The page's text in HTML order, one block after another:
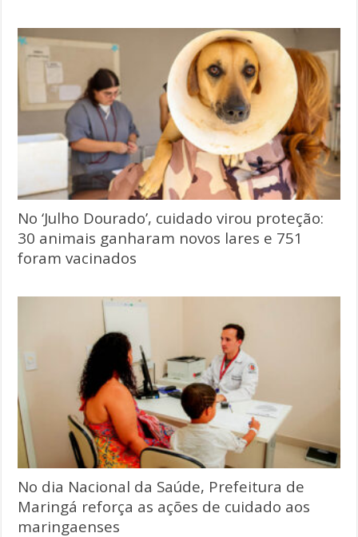
No ‘Julho Dourado’, cuidado virou proteção:
30 animais ganharam novos lares e 751
foram vacinados
No dia Nacional da Saúde, Prefeitura de
Maringá reforça as ações de cuidado aos
maringaenses